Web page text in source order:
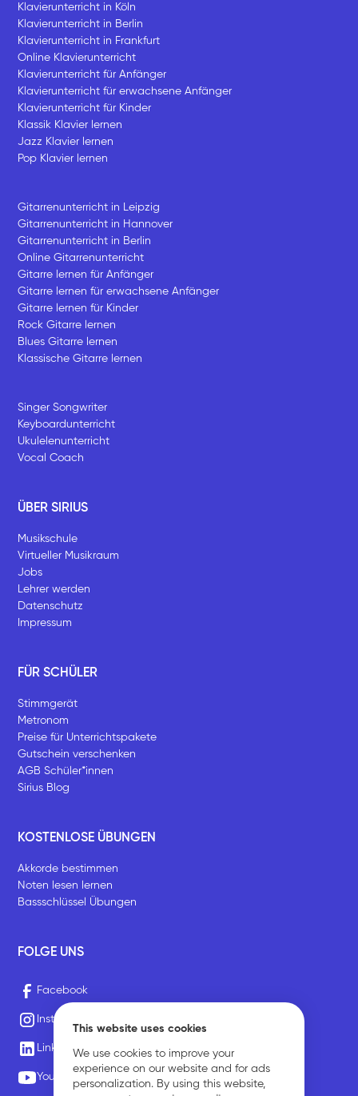
This website uses cookies
We use cookies to improve your
experience on our website and for ads
personalization. By using this website,
Klavierunterricht in Köln
Klavierunterricht in Berlin
Klavierunterricht in Frankfurt
Online Klavierunterricht
Klavierunterricht für Anfänger
Klavierunterricht für erwachsene Anfänger
Klavierunterricht für Kinder
Klassik Klavier lernen
Jazz Klavier lernen
Pop Klavier lernen
Gitarrenunterricht in Leipzig
Gitarrenunterricht in Hannover
Gitarrenunterricht in Berlin
Online Gitarrenunterricht
Gitarre lernen für Anfänger
Gitarre lernen für erwachsene Anfänger
Gitarre lernen für Kinder
Rock Gitarre lernen
Blues Gitarre lernen
Klassische Gitarre lernen
Singer Songwriter
Keyboardunterricht
Ukulelenunterricht
Vocal Coach
ÜBER SIRIUS
Musikschule
Virtueller Musikraum
Jobs
Lehrer werden
Datenschutz
Impressum
FÜR SCHÜLER
Stimmgerät
Metronom
Preise für Unterrichtspakete
Gutschein verschenken
AGB Schüler*innen
Sirius Blog
KOSTENLOSE ÜBUNGEN
Akkorde bestimmen
Noten lesen lernen
Bassschlüssel Übungen
FOLGE UNS
Facebook
Instagram
LinkedIn
Youtube